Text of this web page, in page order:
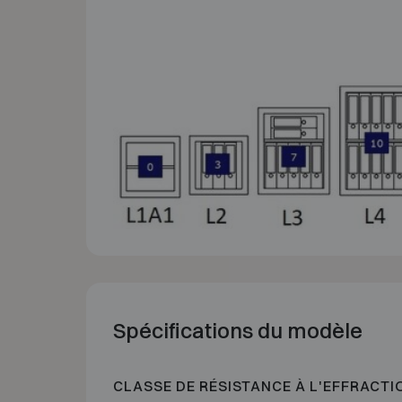
Spécifications du modèle
CLASSE DE RÉSISTANCE À